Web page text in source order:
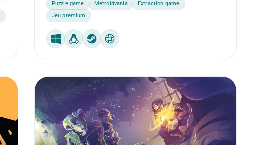
Puzzle game Metroidvania
Extraction game
Jeu premium
Windows
LinuxSteam Machine
Web